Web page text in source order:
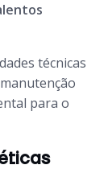
técnicas
para o